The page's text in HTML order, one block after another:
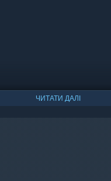
ЧИТАТИ ДАЛІ